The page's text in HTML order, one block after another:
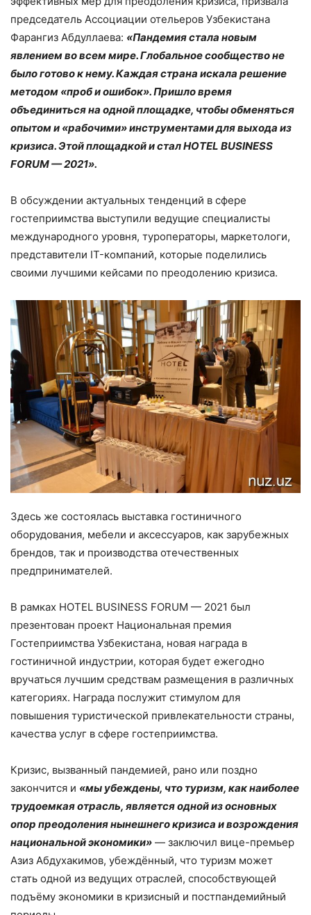
председатель Ассоциации отельеров Узбекистана
Фарангиз Абдуллаева: «Пандемия стала новым
явлением во всем мире. Глобальное сообщество не
было готово к нему. Каждая страна искала решение
методом «проб и ошибок». Пришло время
объединиться на одной площадке, чтобы обменяться
опытом и «рабочими» инструментами для выхода из
кризиса. Этой площадкой и стал НOTEL BUSINESS
FORUM — 2021».
В обсуждении актуальных тенденций в сфере
гостеприимства выступили ведущие специалисты
международного уровня, туроператоры, маркетологи,
представители IT-компаний, которые поделились
своими лучшими кейсами по преодолению кризиса.
Здесь же состоялась выставка гостиничного
оборудования, мебели и аксессуаров, как зарубежных
брендов, так и производства отечественных
предпринимателей.
В рамках НOTEL BUSINESS FORUM — 2021 был
презентован проект Национальная премия
Гостеприимства Узбекистана, новая награда в
гостиничной индустрии, которая будет ежегодно
вручаться лучшим средствам размещения в различных
категориях. Награда послужит стимулом для
повышения туристической привлекательности страны,
качества услуг в сфере гостеприимства.
Кризис, вызванный пандемией, рано или поздно
закончится и «мы убеждены, что туризм, как наиболее
трудоемкая отрасль, является одной из основных
опор преодоления нынешнего кризиса и возрождения
национальной экономики» — заключил вице-премьер
Азиз Абдухакимов, убеждённый, что туризм может
стать одной из ведущих отраслей, способствующей
подъёму экономики в кризисный и постпандемийный